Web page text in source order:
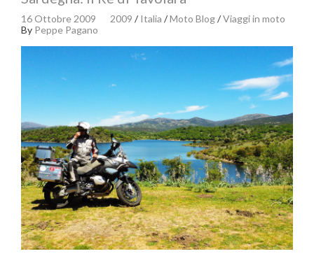
16 Ottobre 2009 2009 /Italia /Moto Blog/Viaggi in moto
By Peppe Pagano